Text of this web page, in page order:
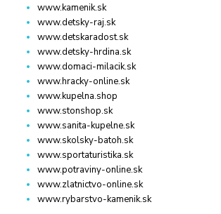
www.kamenik.sk
www.detsky-raj.sk
www.detskaradost.sk
www.detsky-hrdina.sk
www.domaci-milacik.sk
www.hracky-online.sk
www.kupelna.shop
www.stonshop.sk
www.sanita-kupelne.sk
www.skolsky-batoh.sk
www.sportaturistika.sk
www.potraviny-online.sk
www.zlatnictvo-online.sk
www.rybarstvo-kamenik.sk